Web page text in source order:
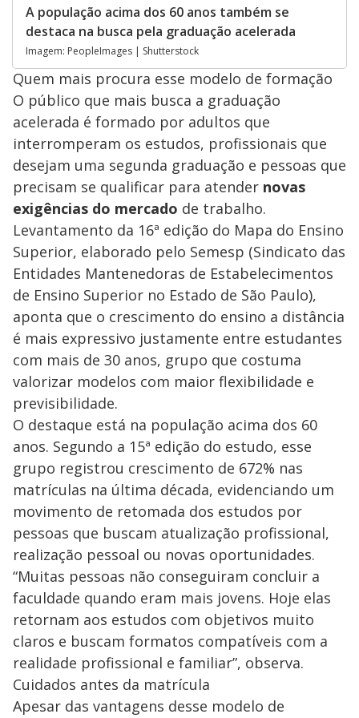
A população acima dos 60 anos também se
destaca na busca pela graduação acelerada
Imagem: PeopleImages | Shutterstock
Quem mais procura esse modelo de formação
O público que mais busca a graduação
acelerada é formado por adultos que
interromperam os estudos, profissionais que
desejam uma segunda graduação e pessoas que
precisam se qualificar para atender novas
exigências do mercado de trabalho.
Levantamento da 16ª edição do Mapa do Ensino
Superior, elaborado pelo Semesp (Sindicato das
Entidades Mantenedoras de Estabelecimentos
de Ensino Superior no Estado de São Paulo),
aponta que o crescimento do ensino a distância
é mais expressivo justamente entre estudantes
com mais de 30 anos, grupo que costuma
valorizar modelos com maior flexibilidade e
previsibilidade.
O destaque está na população acima dos 60
anos. Segundo a 15ª edição do estudo, esse
grupo registrou crescimento de 672% nas
matrículas na última década, evidenciando um
movimento de retomada dos estudos por
pessoas que buscam atualização profissional,
realização pessoal ou novas oportunidades.
“Muitas pessoas não conseguiram concluir a
faculdade quando eram mais jovens. Hoje elas
retornam aos estudos com objetivos muito
claros e buscam formatos compatíveis com a
realidade profissional e familiar”, observa.
Cuidados antes da matrícula
Apesar das vantagens desse modelo de